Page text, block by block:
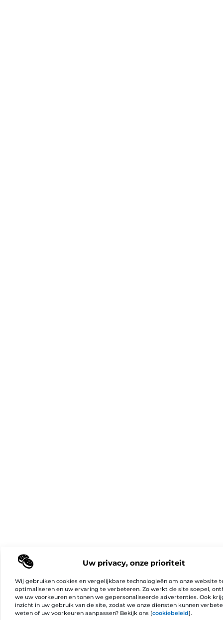
Uw privacy, onze prioriteit
Wij gebruiken cookies en vergelijkbare technologieën om onze website
optimaliseren en uw ervaring te verbeteren. Zo werkt de site soepel,
we uw voorkeuren en tonen we gepersonaliseerde advertenties. Ook
inzicht in uw gebruik van de site, zodat we onze diensten kunnen
weten of uw voorkeuren aanpassen? Bekijk ons [cookiebeleid].